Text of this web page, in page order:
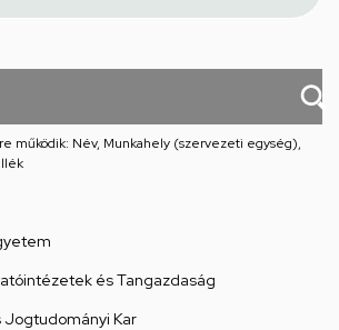
működik: Név, Munkahely (szervezeti egység),
és Tangazdaság
Jogtudományi Kar